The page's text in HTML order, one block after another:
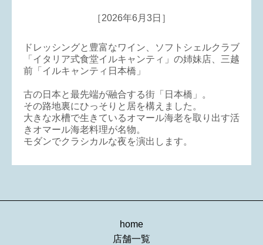
［2026年6月3日］
ドレッシングと豊富なワイン、ソフトシェルクラブ
「イタリア式食堂イルキャンティ」の姉妹店、三越
前「イルキャンティ日本橋」
古の日本と最先端が融合する街「日本橋」。
その路地裏にひっそりと居を構えました。
大きな水槽で生きているオマール海老を取り出す活
きオマール海老料理が名物。
モダンでクラシカルな夜を演出します。
home
店舗一覧